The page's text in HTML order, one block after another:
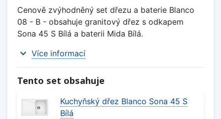
Cenově zvýhodněný set dřezu a baterie Blanco
08 - B - obsahuje granitový dřez s odkapem
Sona 45 S Bílá a baterii Mida Bílá.
expand_more Více informací
Tento set obsahuje
Kuchyňský dřez Blanco Sona 45 S
Bílá